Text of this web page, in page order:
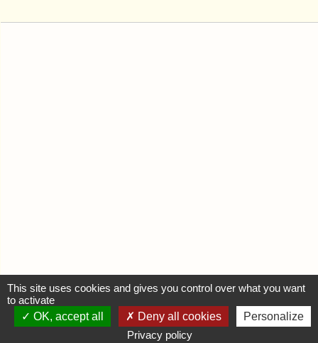
MON COMPTE
This site uses cookies and gives you control over what you want
to activate
OK, accept all
Deny all cookies
Personalize
Privacy policy